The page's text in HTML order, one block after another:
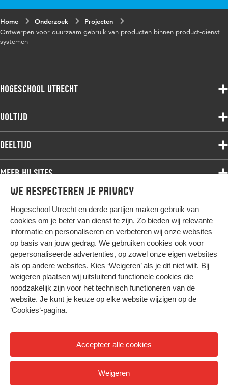
We respecteren je privacy
Hogeschool Utrecht en derde partijen maken gebruik van
cookies om je beter van dienst te zijn. Zo bieden wij relevante
informatie en personaliseren en verbeteren wij onze websites
op basis van jouw gedrag. We gebruiken cookies ook voor
gepersonaliseerde advertenties, op zowel onze eigen websites
als op andere websites. Kies ‘Weigeren’ als je dit niet wilt. Bij
weigeren plaatsen wij uitsluitend functionele cookies die
noodzakelijk zijn voor het technisch functioneren van de
website. Je kunt je keuze op elke website wijzigen op de
‘Cookies‘-pagina.
Accepteer alle cookies
Weigeren
Home Onderzoek
Projecten
Ontwerpen voor duurzaam gebruik van producten binnen product-dienst
systemen
Hogeschool Utrecht
Voltijdopleidingen
Deeltijdopleidingen
Onderzoek
Werken bij de HU
Contact
Voltijd
Associate degree
Bachelor
Master
Studiekeuze voltijd
Deeltijd
Associate degree
Bachelor
Master
Post-master
Studiekeuze deeltijd
Meer HU sites
HU International
HU Bibliotheek
HU Ontwikkelt
Duurzame HU
Intranet
Trajectum
Hier komt alles samen
Colofon
Privacy
Cookies
Nieuwsbrief
Hoog contrast
© 2026 Hogeschool Utrecht